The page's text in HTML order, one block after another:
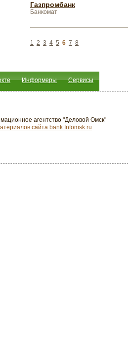
Газпромбанк
Банкомат
1 2 3 4 5 6 7 8
Информеры Сервисы
агентство "Деловой Омск"
сайта bank.Infomsk.ru